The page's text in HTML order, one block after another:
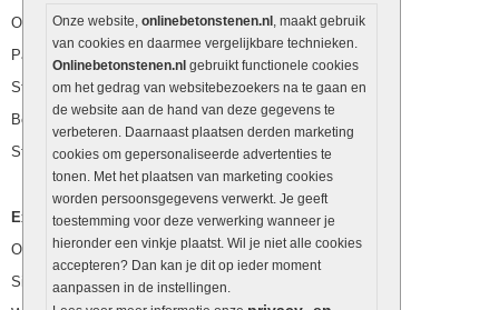
Onze website, onlinebetonstenen.nl, maakt gebruik
van cookies en daarmee vergelijkbare technieken.
Onlinebetonstenen.nl gebruikt functionele cookies
om het gedrag van websitebezoekers na te gaan en
de website aan de hand van deze gegevens te
verbeteren. Daarnaast plaatsen derden marketing
cookies om gepersonaliseerde advertenties te
tonen. Met het plaatsen van marketing cookies
worden persoonsgegevens verwerkt. Je geeft
toestemming voor deze verwerking wanneer je
hieronder een vinkje plaatst. Wil je niet alle cookies
accepteren? Dan kan je dit op ieder moment
aanpassen in de instellingen.
Opsluitbanden
Palissaden
Stapelblokken
Betonblokken
Stapelstenen
Extra benodigdheden
Ophoogzand
Siergrind en siersplit